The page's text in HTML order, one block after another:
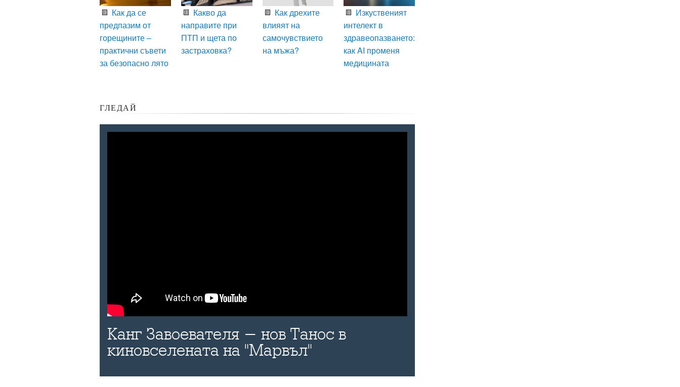
Как да се
предпазим от
горещините –
практични съвети
за безопасно лято
Какво да
направите при
ПТП и щета по
застраховка?
Как дрехите
влияят на
самочувствието
на мъжа?
Изкуственият
интелект в
здравеопазването:
как AI променя
медицината
ГЛЕДАЙ
Канг Завоевателя - нов Танос в
киновселената на "Марвъл"